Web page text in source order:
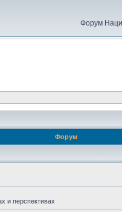
Форум
Форум
и перспективах